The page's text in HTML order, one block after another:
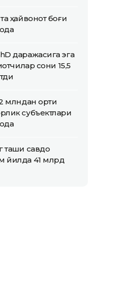
ҳайвонот боғи
даражасига эга
сони 15,5
млндан ортиқ
субъектлари
ташқи савдо
йилда 41 млрд